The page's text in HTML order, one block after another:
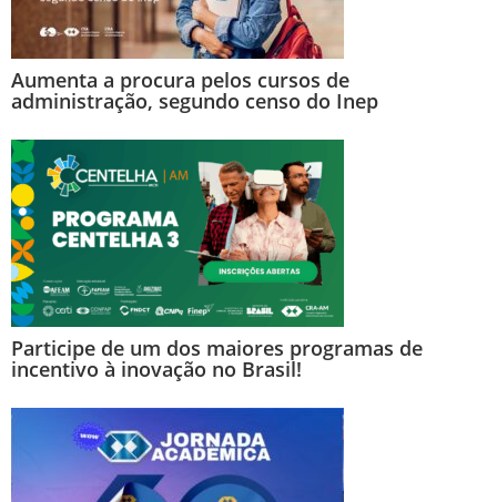
Aumenta a procura pelos cursos de
administração, segundo censo do Inep
Participe de um dos maiores programas de
incentivo à inovação no Brasil!